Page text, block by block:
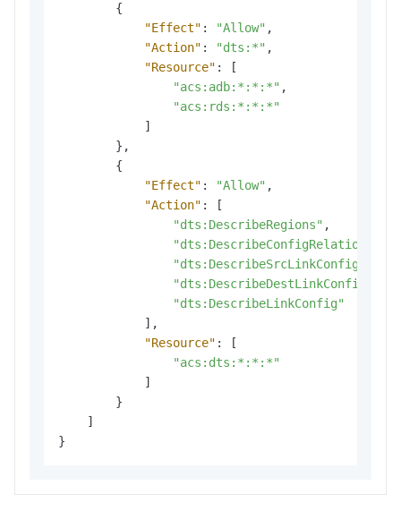
{
"Effect" : "Allow" ,
"Action" : "dts:*" ,
"Resource" :
[
"acs:adb:*:*:*" ,
"acs:rds:*:*:*"
]
} ,
{
"Effect" : "Allow" ,
"Action" :
[
"dts:DescribeRegions" ,
"dts:DescribeConfigRelations"
"dts:DescribeSrcLinkConfig"
"dts:DescribeDestLinkConfig"
"dts:DescribeLinkConfig"
] ,
"Resource" :
[
"acs:dts:*:*:*"
]
}
]
}